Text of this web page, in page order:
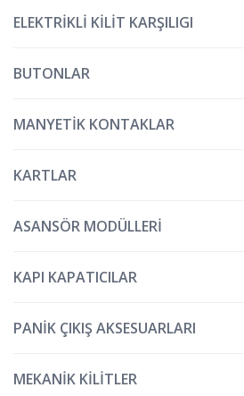
ELEKTRİKLİ KİLİT KARŞILIGI
BUTONLAR
MANYETİK KONTAKLAR
KARTLAR
ASANSÖR MODÜLLERİ
KAPI KAPATICILAR
PANİK ÇIKIŞ AKSESUARLARI
MEKANİK KİLİTLER